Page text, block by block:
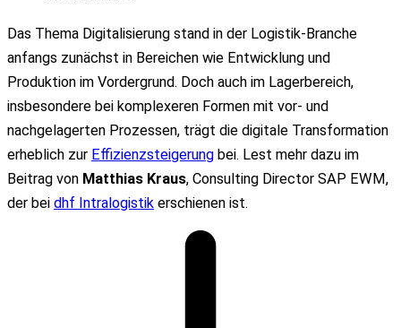
Das Thema Digitalisierung stand in der Logistik-Branche
anfangs zunächst in Bereichen wie Entwicklung und
Produktion im Vordergrund. Doch auch im Lagerbereich,
insbesondere bei komplexeren Formen mit vor- und
nachgelagerten Prozessen, trägt die digitale Transformation
erheblich zur Effizienzsteigerung bei. Lest mehr dazu im
Beitrag von Matthias Kraus, Consulting Director SAP EWM,
der bei dhf Intralogistik erschienen ist.